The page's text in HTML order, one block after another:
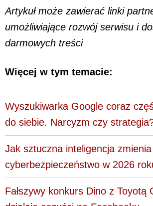
Artykuł może zawierać linki
umożliwiające rozwój serwisu i
darmowych treści
Więcej w tym temacie:
Wyszukiwarka Google coraz
do siebie. Narcyzm czy
Jak sztuczna inteligencja zmienia
cyberbezpieczeństwo w 2026
Fałszywy konkurs Dino z Toyotą